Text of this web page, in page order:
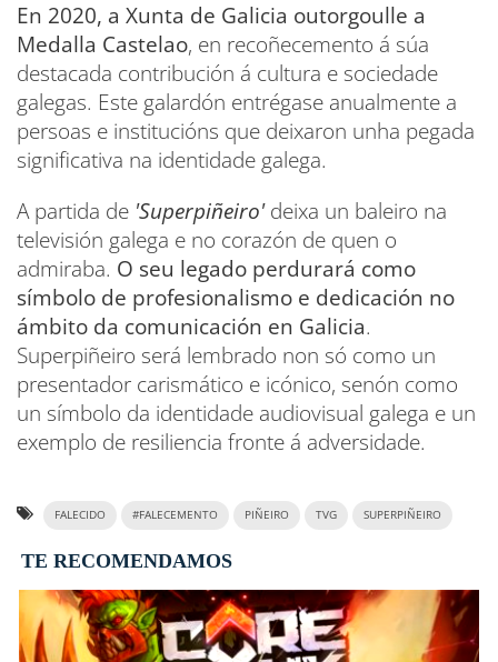
En 2020, a Xunta de Galicia outorgoulle a
Medalla Castelao, en recoñecemento á súa
destacada contribución á cultura e sociedade
galegas. Este galardón entrégase anualmente a
persoas e institucións que deixaron unha pegada
significativa na identidade galega.
A partida de 'Superpiñeiro'deixa un baleiro na
televisión galega e no corazón de quen o
admiraba. O seu legado perdurará como
símbolo de profesionalismo e dedicación no
ámbito da comunicación en Galicia.
Superpiñeiro será lembrado non só como un
presentador carismático e icónico, senón como
un símbolo da identidade audiovisual galega e un
exemplo de resiliencia fronte á adversidade.
FALECIDO #FALECEMENTO PIÑEIRO TVG SUPERPIÑEIRO
TE RECOMENDAMOS